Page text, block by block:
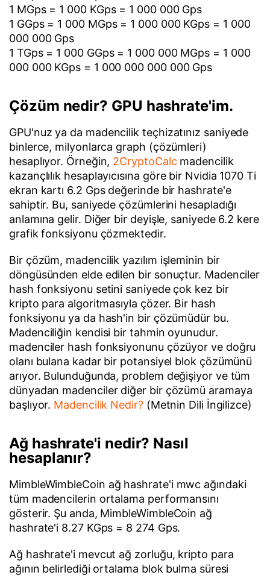
1 MGps = 1 000 KGps = 1 000 000 Gps
1 GGps = 1 000 MGps = 1 000 000 KGps = 1 000
000 000 Gps
1 TGps = 1 000 GGps = 1 000 000 MGps = 1 000
000 000 KGps = 1 000 000 000 000 Gps
Çözüm nedir? GPU hashrate'im.
GPU'nuz ya da madencilik teçhizatınız saniyede
binlerce, milyonlarca graph (çözümleri)
hesaplıyor. Örneğin, 2CryptoCalc madencilik
kazançlılık hesaplayıcısına göre bir Nvidia 1070 Ti
ekran kartı 6.2 Gps değerinde bir hashrate'e
sahiptir. Bu, saniyede çözümlerini hesapladığı
anlamına gelir. Diğer bir deyişle, saniyede 6.2 kere
grafik fonksiyonu çözmektedir.
Bir çözüm, madencilik yazılım işleminin bir
döngüsünden elde edilen bir sonuçtur. Madenciler
hash fonksiyonu setini saniyede çok kez bir
kripto para algoritmasıyla çözer. Bir hash
fonksiyonu ya da hash'in bir çözümüdür bu.
Madenciliğin kendisi bir tahmin oyunudur.
madenciler hash fonksiyonunu çözüyor ve doğru
olanı bulana kadar bir potansiyel blok çözümünü
arıyor. Bulunduğunda, problem değişiyor ve tüm
dünyadan madenciler diğer bir çözümü aramaya
başlıyor. Madencilik Nedir?(Metnin Dili İngilizce)
Ağ hashrate'i nedir? Nasıl
hesaplanır?
MimbleWimbleCoin ağ hashrate'i mwc ağındaki
tüm madencilerin ortalama performansını
gösterir. Şu anda, MimbleWimbleCoin ağ
hashrate'i 8.27 KGps = 8 274 Gps.
Ağ hashrate'i mevcut ağ zorluğu, kripto para
ağının belirlediği ortalama blok bulma süresi